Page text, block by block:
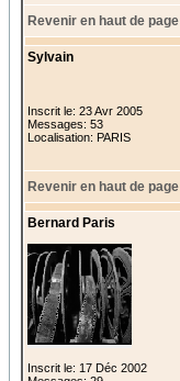
Revenir en haut de page
Sylvain
Inscrit le: 23 Avr 2005
Messages: 53
Localisation: PARIS
Revenir en haut de page
Bernard Paris
Inscrit le: 17 Déc 2002